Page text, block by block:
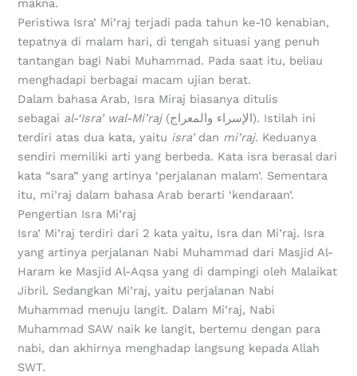
makna.
Peristiwa Isra’ Mi’raj terjadi pada tahun ke-10 kenabian,
tepatnya di malam hari, di tengah situasi yang penuh
tantangan bagi Nabi Muhammad. Pada saat itu, beliau
menghadapi berbagai macam ujian berat.
Dalam bahasa Arab, Isra Miraj biasanya ditulis
sebagai al-‘Isra’ wal-Mi’raj(الإسراء والمعراج). Istilah ini
terdiri atas dua kata, yaitu isra’dan mi’raj. Keduanya
sendiri memiliki arti yang berbeda. Kata isra berasal dari
kata “sara” yang artinya ‘perjalanan malam’. Sementara
itu, mi’raj dalam bahasa Arab berarti ‘kendaraan’.
Pengertian Isra Mi’raj
Isra’ Mi’raj terdiri dari 2 kata yaitu, Isra dan Mi’raj. Isra
yang artinya perjalanan Nabi Muhammad dari Masjid Al-
Haram ke Masjid Al-Aqsa yang di dampingi oleh Malaikat
Jibril. Sedangkan Mi’raj, yaitu perjalanan Nabi
Muhammad menuju langit. Dalam Mi’raj, Nabi
Muhammad SAW naik ke langit, bertemu dengan para
nabi, dan akhirnya menghadap langsung kepada Allah
SWT.